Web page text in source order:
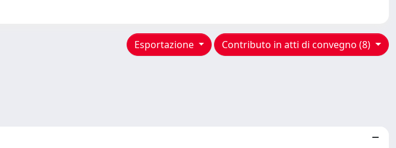
Contributo in atti di convegno (8)
Esportazione